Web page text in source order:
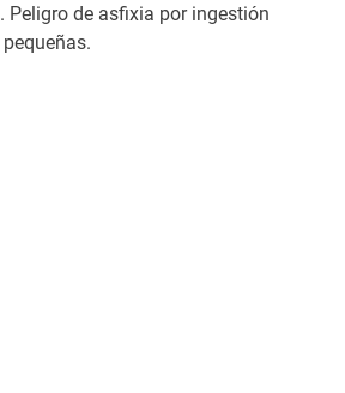
Peligro de asfixia por ingestión